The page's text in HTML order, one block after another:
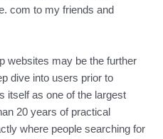
com to my friends and
websites may be the further
dive into users prior to
itself as one of the largest
20 years of practical
where people searching for